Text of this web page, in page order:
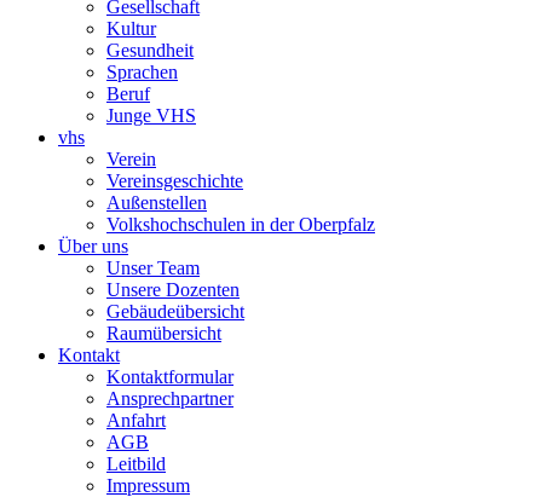
Gesellschaft
Kultur
Gesundheit
Sprachen
Beruf
Junge VHS
vhs
Verein
Vereinsgeschichte
Außenstellen
Volkshochschulen in der Oberpfalz
Über uns
Unser Team
Unsere Dozenten
Gebäudeübersicht
Raumübersicht
Kontakt
Kontaktformular
Ansprechpartner
Anfahrt
AGB
Leitbild
Impressum